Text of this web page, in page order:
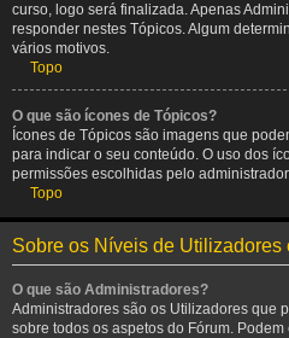
curso, logo será finalizada. Apenas
responder nestes Tópicos. Algum
vários motivos.
Topo
O que são ícones de Tópicos?
Ícones de Tópicos são imagens que
para indicar o seu conteúdo. O uso dos
permissões escolhidas pelo
Topo
Sobre os Níveis de Utilizadores
O que são Administradores?
Administradores são os Utilizadores que
sobre todos os aspetos do Fórum.